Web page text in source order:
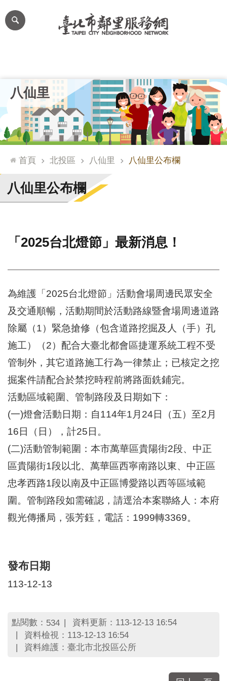
跳到主要內容區塊
網
站
台
通
臺
北
市
整
檢
索
系
文
化
局
化
資
產
北
市
區
里
界
說
臺
北
名
冊
八仙里
首頁 北投區 八仙里 八仙里公布欄
八仙里公布欄
「2025台北燈節」最新消息！
為維護「2025台北燈節」活動會場周邊民眾安全
及交通順暢，活動期間於活動路線暨會場周邊道路
除屬（1）緊急搶修（包含道路挖掘及人（手）孔
施工）（2）配合大臺北都會區捷運系統工程不受
管制外，其它道路施工行為一律禁止；已核定之挖
掘案件請配合於禁挖時程前將路面銑鋪完。
活動區域範圍、管制路段及日期如下：
(一)燈會活動日期：自114年1月24日（五）至2月
16日（日），計25日。
(二)活動管制範圍：本市萬華區貴陽街2段、中正
區貴陽街1段以北、萬華區西寧南路以東、中正區
忠孝西路1段以南及中正區博愛路以西等區域範
圍。管制路段如需確認，請逕洽本案聯絡人：本府
觀光傳播局，張芳鈺，電話：1999轉3369。
發布日期
113-12-13
點閱數： 534
資料更新：113-12-13 16:54
資料檢視：113-12-13 16:54
資料維護：臺北市北投區公所